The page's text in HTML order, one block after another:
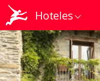
Hoteles